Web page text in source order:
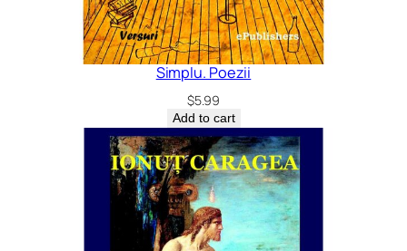
Simplu. Poezii
$5.99
Add to cart